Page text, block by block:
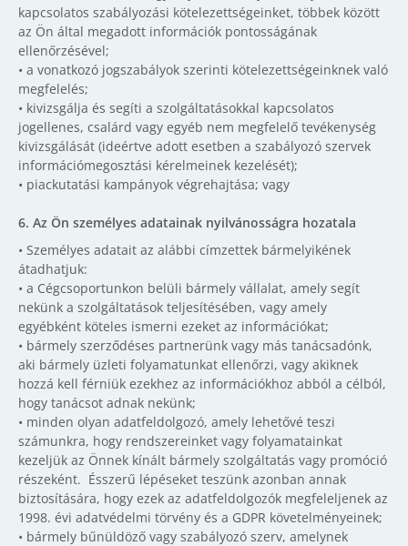
kapcsolatos szabályozási kötelezettségeinket, többek között
az Ön által megadott információk pontosságának
ellenőrzésével;
• a vonatkozó jogszabályok szerinti kötelezettségeinknek való
megfelelés;
• kivizsgálja és segíti a szolgáltatásokkal kapcsolatos
jogellenes, csalárd vagy egyéb nem megfelelő tevékenység
kivizsgálását (ideértve adott esetben a szabályozó szervek
információmegosztási kérelmeinek kezelését);
• piackutatási kampányok végrehajtása; vagy
6. Az Ön személyes adatainak nyilvánosságra hozatala
• Személyes adatait az alábbi címzettek bármelyikének
átadhatjuk:
• a Cégcsoportunkon belüli bármely vállalat, amely segít
nekünk a szolgáltatások teljesítésében, vagy amely
egyébként köteles ismerni ezeket az információkat;
• bármely szerződéses partnerünk vagy más tanácsadónk,
aki bármely üzleti folyamatunkat ellenőrzi, vagy akiknek
hozzá kell férniük ezekhez az információkhoz abból a célból,
hogy tanácsot adnak nekünk;
• minden olyan adatfeldolgozó, amely lehetővé teszi
számunkra, hogy rendszereinket vagy folyamatainkat
kezeljük az Önnek kínált bármely szolgáltatás vagy promóció
részeként. Ésszerű lépéseket teszünk azonban annak
biztosítására, hogy ezek az adatfeldolgozók megfeleljenek az
1998. évi adatvédelmi törvény és a GDPR követelményeinek;
• bármely bűnüldöző vagy szabályozó szerv, amelynek